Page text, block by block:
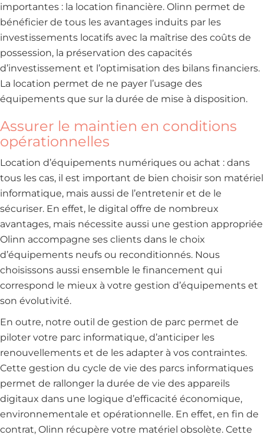
importantes : la location financière. Olinn permet de
bénéficier de tous les avantages induits par les
investissements locatifs avec la maîtrise des coûts de
possession, la préservation des capacités
d’investissement et l’optimisation des bilans financiers.
La location permet de ne payer l’usage des
équipements que sur la durée de mise à disposition.
Assurer le maintien en conditions
opérationnelles
Location d’équipements numériques ou achat : dans
tous les cas, il est important de bien choisir son matériel
informatique, mais aussi de l’entretenir et de le
sécuriser. En effet, le digital offre de nombreux
avantages, mais nécessite aussi une gestion appropriée
Olinn accompagne ses clients dans le choix
d’équipements neufs ou reconditionnés. Nous
choisissons aussi ensemble le financement qui
correspond le mieux à votre gestion d’équipements et
son évolutivité.
En outre, notre outil de gestion de parc permet de
piloter votre parc informatique, d’anticiper les
renouvellements et de les adapter à vos contraintes.
Cette gestion du cycle de vie des parcs informatiques
permet de rallonger la durée de vie des appareils
digitaux dans une logique d’efficacité économique,
environnementale et opérationnelle. En effet, en fin de
contrat, Olinn récupère votre matériel obsolète. Cette